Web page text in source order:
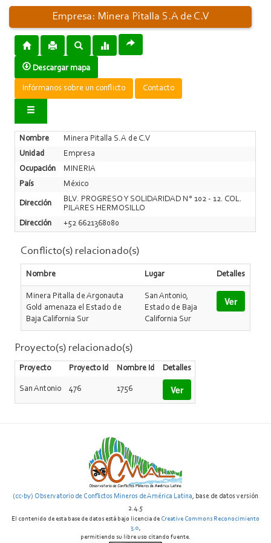
Empresa: Minera Pitalla S.A de C.V
Descargar mapa
Infórmanos sobre un conflicto Contacto
Nombre
Minera Pitalla S.A de C.V
Unidad
Empresa
Ocupación
MINERIA
País
México
Dirección
BLV. PROGRESO Y SOLIDARIDAD N° 102 - 12. COL.
PILARES HERMOSILLO
Dirección
+52 6621368080
Conflicto(s) relacionado(s)
Nombre Lugar Detalles
Minera Pitalla de Argonauta
Gold amenaza el Estado de
Baja California Sur
San Antonio,
Estado de Baja
California Sur
Ver
Proyecto(s) relacionado(s)
Proyecto Proyecto Id Nombre Id Detalles
San Antonio 476 1756 Ver
(cc-by) Observatorio de Conflictos Mineros de América Latina, base de datos versión
2.4.5
El contenido de esta base de datos está bajo licencia de Creative Commons Reconocimiento
3.0,
permitiendo su libre uso citando fuente.